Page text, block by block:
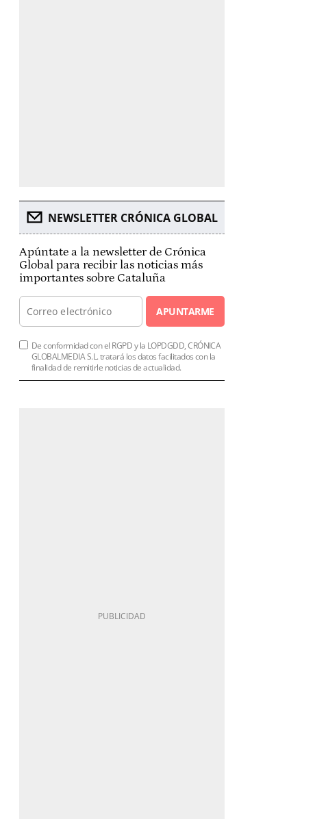
NEWSLETTER CRÓNICA GLOBAL
Apúntate a la newsletter de Crónica
Global para recibir las noticias más
importantes sobre Cataluña
APUNTARME
De conformidad con el RGPD y la LOPDGDD, CRÓNICA
GLOBALMEDIA S.L. tratará los datos facilitados con la
finalidad de remitirle noticias de actualidad.